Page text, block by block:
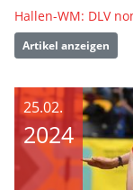
Hallen-WM: DLV
Artikel anzeigen
25.02.
2024